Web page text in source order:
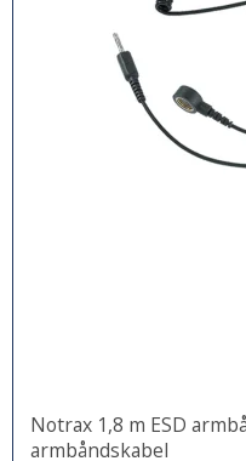
Notrax 1,8 m ESD
armbåndskabel